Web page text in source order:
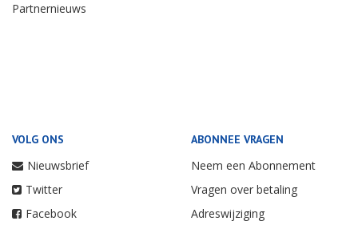
Partnernieuws
VOLG ONS
Nieuwsbrief
Twitter
Facebook
ABONNEE VRAGEN
Neem een Abonnement
Vragen over betaling
Adreswijziging